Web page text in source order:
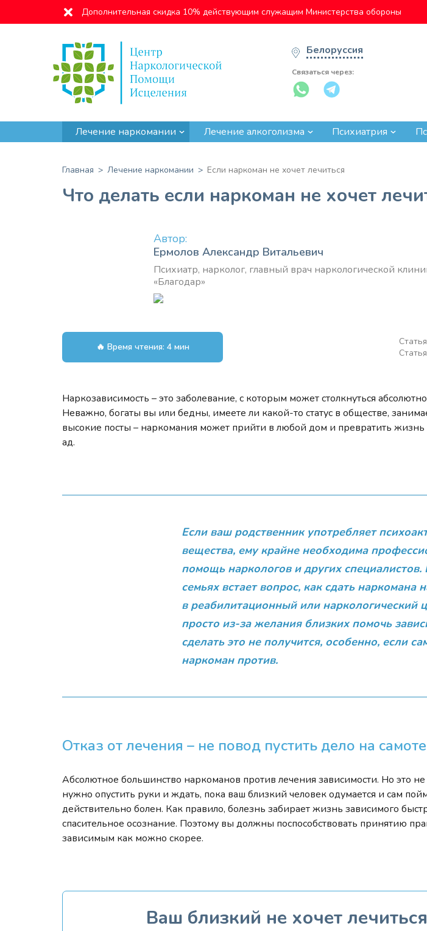
Дополнительная скидка 10% действующим служащим Министерства обороны
Белоруссия
Связаться через:
Лечение наркомании Лечение алкоголизма Психиатрия
Главная Лечение наркомании Если наркоман не хочет лечиться
Что делать если наркоман не хочет
Автор:
Ермолов Александр Витальевич
Психиатр, нарколог, главный врач наркологической
«Благодар»
🔥 Время чтения: 4 мин
Наркозависимость – это заболевание, с которым может столкнуться
Неважно, богаты вы или бедны, имеете ли какой-то статус в обществе,
высокие посты – наркомания может прийти в любой дом и превратить жизнь
ад.
Если ваш родственник употребляет
вещества, ему крайне необходима
помощь наркологов и других специалистов.
семьях встает вопрос, как сдать наркомана
в реабилитационный или наркологический
просто из-за желания близких помочь
сделать это не получится, особенно, если
наркоман против.
Отказ от лечения – не повод пустить дело на
Абсолютное большинство наркоманов против лечения зависимости. Но это не
нужно опустить руки и ждать, пока ваш близкий человек одумается и сам
действительно болен. Как правило, болезнь забирает жизнь зависимого
спасительное осознание. Поэтому вы должны поспособствовать принятию
зависимым как можно скорее.
Ваш близкий не хочет